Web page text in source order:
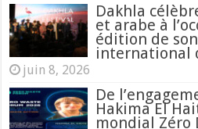
Dakhla
et arabe à
édition de
international
juin 8, 2026
De
Hakima El
mondial Zéro